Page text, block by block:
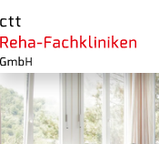
Inhalt
springen